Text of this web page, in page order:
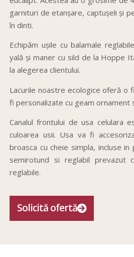
garnituri de etanșare, captușeli și
în dinti.
Echipăm ușile cu balamale
yală și maner cu sild de la Hoppe
la alegerea clientului.
Lacurile noastre ecologice oferă o
fi personalizate cu geam ornament
Canalul frontului de usa celulara
culoarea usii. Usa va fi
broasca cu cheie simpla, incluse
semirotund si reglabil prevazut
reglabile.
Solicită ofertă